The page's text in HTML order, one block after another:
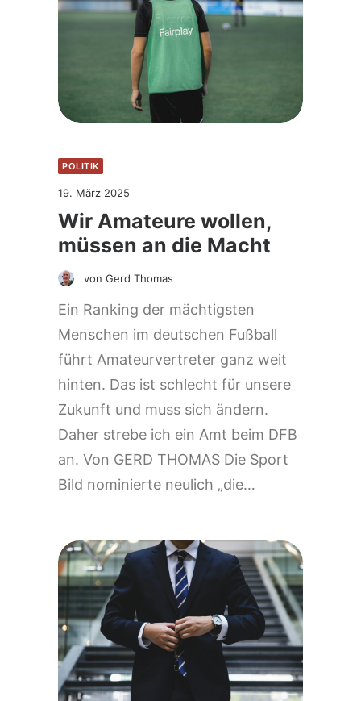
POLITIK
19. März 2025
Wir Amateure wollen,
müssen an die Macht
von Gerd Thomas
Ein Ranking der mächtigsten
Menschen im deutschen Fußball
führt Amateurvertreter ganz weit
hinten. Das ist schlecht für unsere
Zukunft und muss sich ändern.
Daher strebe ich ein Amt beim DFB
an. Von GERD THOMAS Die Sport
Bild nominierte neulich „die…